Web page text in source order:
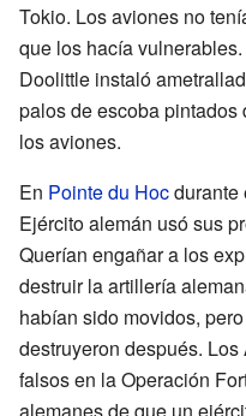
Tokio. Los aviones no
que los hacía
Doolittle instaló
palos de escoba pintados
los aviones.
En Pointe du Hocdurante
Ejército alemán usó sus
Querían engañar a los
destruir la artillería
habían sido movidos,
destruyeron después.
falsos en la Operación
alemanes de que un